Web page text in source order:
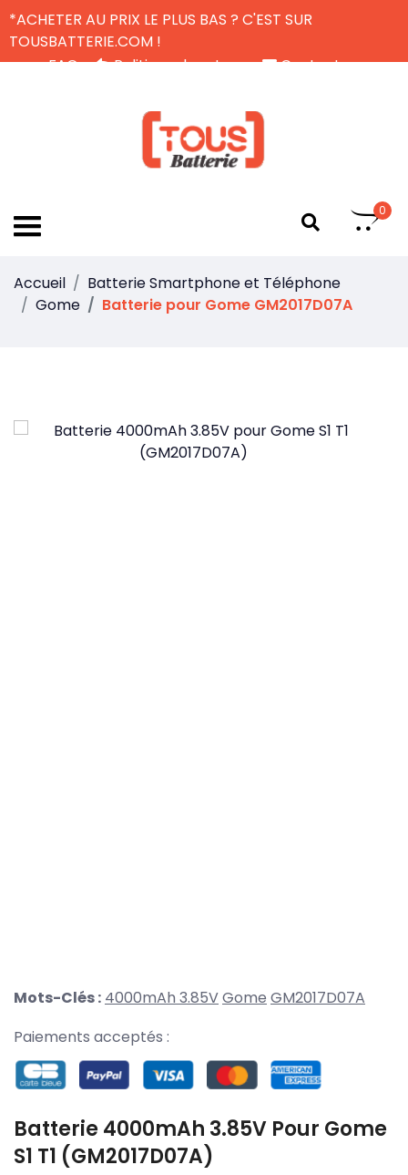
*ACHETER AU PRIX LE PLUS BAS ? C'EST SUR
TOUSBATTERIE.COM !
FAQ
Politique de retour
Contactez-nous
0
Accueil
Batterie Smartphone et Téléphone
Gome
Batterie pour Gome GM2017D07A
Mots-Clés : 4000mAh 3.85VGome GM2017D07A
Paiements acceptés :
Batterie 4000mAh 3.85V Pour Gome
S1 T1 (GM2017D07A)